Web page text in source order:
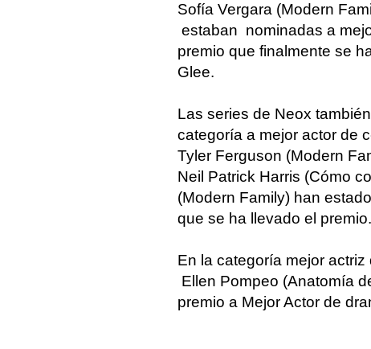
Sofía Vergara (Modern
estaban nominadas a
premio que finalmente se
Glee.
Las series de Neox
categoría a mejor actor de
Tyler Ferguson (Modern
Neil Patrick Harris (Cómo
(Modern Family) han
que se ha llevado el premio.
En la categoría mejor
Ellen Pompeo (Anatomía
premio a Mejor Actor de